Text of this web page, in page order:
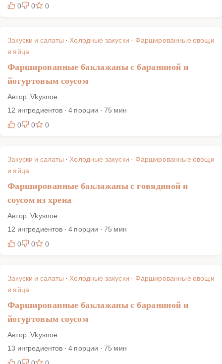
0
0 0
Закуски и салаты ·Холодные закуски · Фаршированные овощи
и яйца
Фаршированные баклажаны с бараниной и
йогуртовым соусом
Автор: Vkysnoe
12 ингредиентов · 4 порции · 75 мин
0
0 0
Закуски и салаты ·Холодные закуски · Фаршированные овощи
и яйца
Фаршированные баклажаны с говядиной и
соусом из хрена
Автор: Vkysnoe
12 ингредиентов · 4 порции · 75 мин
0
0 0
Закуски и салаты ·Холодные закуски · Фаршированные овощи
и яйца
Фаршированные баклажаны с бараниной и
йогуртовым соусом
Автор: Vkysnoe
13 ингредиентов · 4 порции · 75 мин